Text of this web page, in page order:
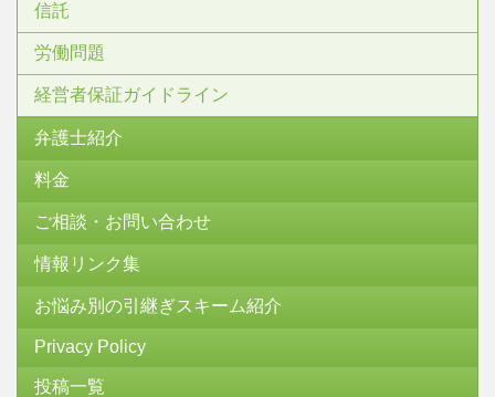
信託
労働問題
経営者保証ガイドライン
弁護士紹介
料金
ご相談・お問い合わせ
情報リンク集
お悩み別の引継ぎスキーム紹介
Privacy Policy
投稿一覧